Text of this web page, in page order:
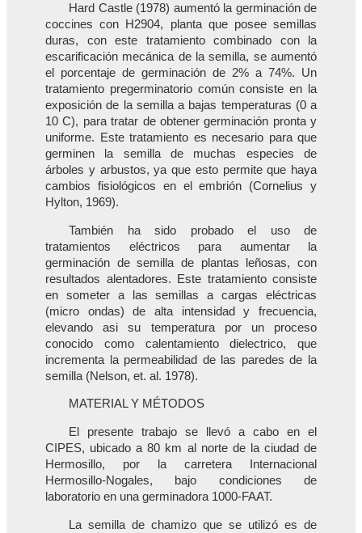
Hard Castle (1978) aumentó la germinación de
coccines con H2904, planta que posee semillas
duras, con este tratamiento combinado con la
escarificación mecánica de la semilla, se aumentó
el porcentaje de germinación de 2% a 74%. Un
tratamiento pregerminatorio común consiste en la
exposición de la semilla a bajas temperaturas (0 a
10 C), para tratar de obtener germinación pronta y
uniforme. Este tratamiento es necesario para que
germinen la semilla de muchas especies de
árboles y arbustos, ya que esto permite que haya
cambios fisiológicos en el embrión (Cornelius y
Hylton, 1969).
También ha sido probado el uso de
tratamientos eléctricos para aumentar la
germinación de semilla de plantas leñosas, con
resultados alentadores. Este tratamiento consiste
en someter a las semillas a cargas eléctricas
(micro ondas) de alta intensidad y frecuencia,
elevando asi su temperatura por un proceso
conocido como calentamiento dielectrico, que
incrementa la permeabilidad de las paredes de la
semilla (Nelson, et. al. 1978).
MATERIAL Y MÉTODOS
El presente trabajo se llevó a cabo en el
CIPES, ubicado a 80 km al norte de la ciudad de
Hermosillo, por la carretera Internacional
Hermosillo-Nogales, bajo condiciones de
laboratorio en una germinadora 1000-FAAT.
La semilla de chamizo que se utilizó es de